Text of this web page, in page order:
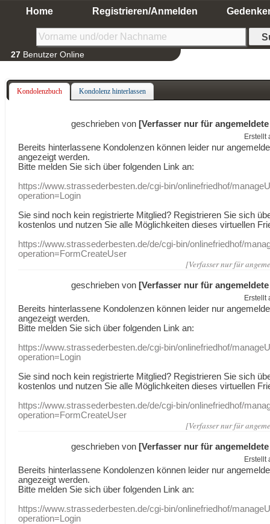
Home Registrieren/Anmelden
27 Benutzer Online
Kondolenzbuch Kondolenz hinterlassen
geschrieben von [Verfasser nur für
Erstellt
Bereits hinterlassene Kondolenzen können leider nur
angezeigt werden.
Bitte melden Sie sich über folgenden Link an:
https://www.strassederbesten.de/cgi-bin/onlinefriedhof/
operation=Login
Sie sind noch kein registrierte Mitglied? Registrieren Sie sich
kostenlos und nutzen Sie alle Möglichkeiten dieses virtuellen
https://www.strassederbesten.de/de/cgi-bin/onlinefriedhof/
operation=FormCreateUser
[Verfasser nur für
geschrieben von [Verfasser nur für
Erstellt
Bereits hinterlassene Kondolenzen können leider nur
angezeigt werden.
Bitte melden Sie sich über folgenden Link an:
https://www.strassederbesten.de/cgi-bin/onlinefriedhof/
operation=Login
Sie sind noch kein registrierte Mitglied? Registrieren Sie sich
kostenlos und nutzen Sie alle Möglichkeiten dieses virtuellen
https://www.strassederbesten.de/de/cgi-bin/onlinefriedhof/
operation=FormCreateUser
[Verfasser nur für
geschrieben von [Verfasser nur für
Erstellt
Bereits hinterlassene Kondolenzen können leider nur
angezeigt werden.
Bitte melden Sie sich über folgenden Link an:
https://www.strassederbesten.de/cgi-bin/onlinefriedhof/
operation=Login